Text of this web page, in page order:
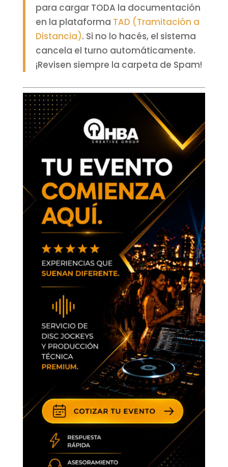
para cargar TODA la documentación
en la plataforma TAD (Tramitación a
Distancia). Si no lo hacés, el sistema
cancela el turno automáticamente.
¡Revisen siempre la carpeta de Spam!